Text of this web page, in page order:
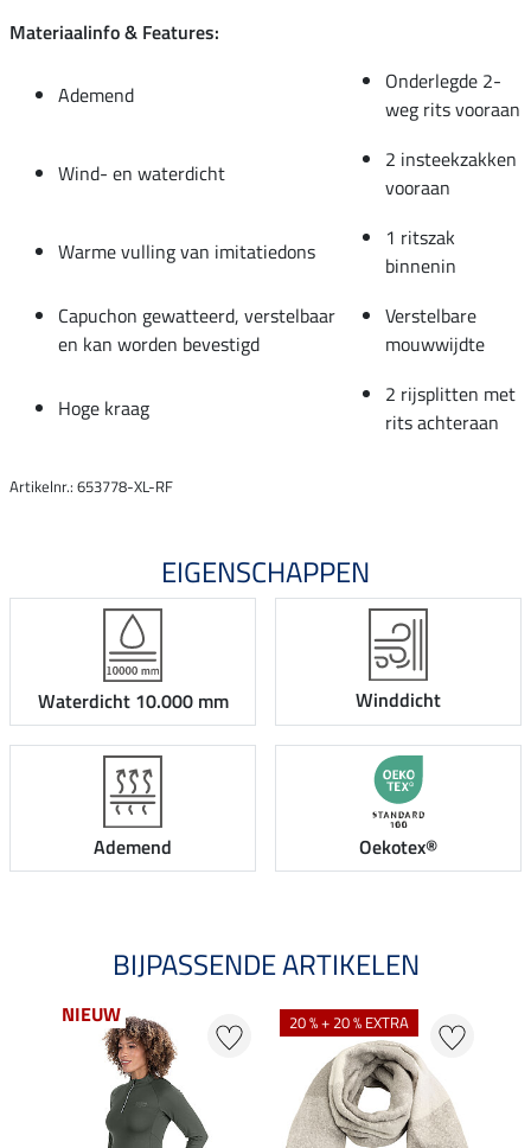
Materiaalinfo & Features:
Ademend
Onderlegde 2-
weg rits vooraan
Wind- en waterdicht
2 insteekzakken
vooraan
Warme vulling van imitatiedons
1 ritszak
binnenin
Capuchon gewatteerd, verstelbaar
en kan worden bevestigd
Verstelbare
mouwwijdte
Hoge kraag
2 rijsplitten met
rits achteraan
Artikelnr.: 653778-XL-RF
EIGENSCHAPPEN
Waterdicht 10.000 mm Winddicht
Ademend Oekotex®
BIJPASSENDE ARTIKELEN
NIEUW 20 % + 20 % EXTRA